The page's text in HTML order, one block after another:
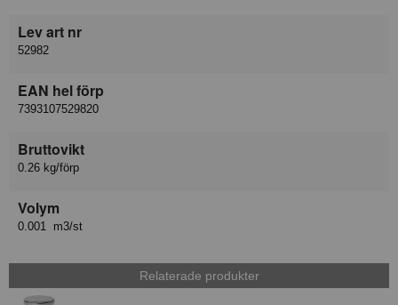
Lev art nr
52982
EAN hel förp
7393107529820
Bruttovikt
0.26 kg/förp
Volym
0.001 m3/st
Relaterade produkter